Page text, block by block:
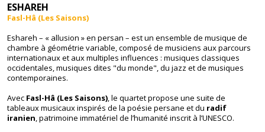
ESHAREH
Fasl-Hâ (Les Saisons)
Eshareh – « allusion » en persan – est un ensemble de musique de
chambre à géométrie variable,composé de musiciens aux parcours
internationaux et aux multiples influences : musiques classiques
occidentales, musiques dites "du monde", du jazz et de musiques
contemporaines.
Avec Fasl-Hâ (Les Saisons), le quartet propose une suite de
tableaux musicaux inspirés de la poésie persane et du radif
iranien, patrimoine immatériel de l’humanité inscrit à l’UNESCO.